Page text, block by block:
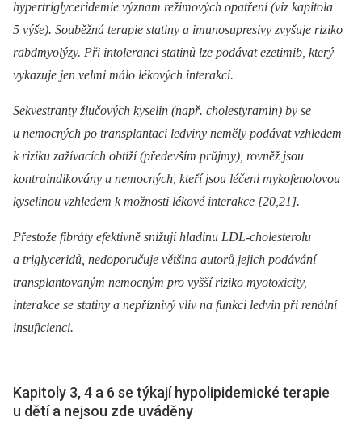
hypertriglyceridemie význam režimových opatření (viz kapitola
5 výše). Souběžná terapie statiny a imunosupresivy zvyšuje riziko
rabdmyolýzy. Při intoleranci statinů lze podávat ezetimib, který
vykazuje jen velmi málo lékových interakcí.
Sekvestranty žlučových kyselin (např. cholestyramin) by se
u nemocných po transplantaci ledviny neměly podávat vzhledem
k riziku zažívacích obtíží (především průjmy), rovněž jsou
kontraindikovány u nemocných, kteří jsou léčeni mykofenolovou
kyselinou vzhledem k možnosti lékové interakce [20,21].
Přestože fibráty efektivně snižují hladinu LDL-cholesterolu
a triglyceridů, nedoporučuje většina autorů jejich podávání
transplantovaným nemocným pro vyšší riziko myotoxicity,
interakce se statiny a nepříznivý vliv na funkci ledvin při renální
insuficienci.
Kapitoly 3, 4 a 6 se týkají hypolipidemické terapie
u dětí a nejsou zde uváděny